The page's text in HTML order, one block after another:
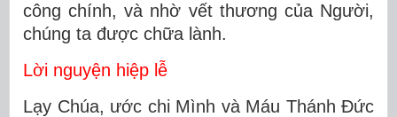
công chính, và nhờ vết thương của Người,
chúng ta được chữa lành.
Lời nguyện hiệp lễ
Lạy Chúa, ước chi Mình và Máu Thánh Ðức